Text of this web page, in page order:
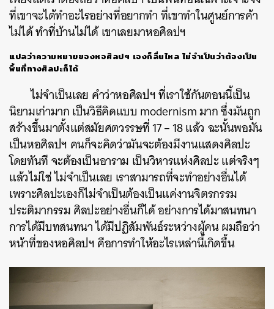
ที่เขาจะได้ทำอะไรอย่างที่อยากทำที่เขาทำในศูนย์การค้า
ไม่ได้ทำที่บ้านไม่ได้เขาเลยมาหอศิลปฯ
แปลว่าความหมายของหอศิลปฯ เองก็ลื่นไหล ไม่จำเป็นว่าต้องเป็น
พื้นที่ทางศิลปะก็ได้
ไม่จำเป็นเลย คำว่าหอศิลปฯที่เราใช้กันตอนนี้เป็น
นิยามเก่ามากเป็นวิธีคิดแบบ modernismมากซึ่งมันถูก
สร้างขึ้นมาตั้งแต่สมัยศตวรรษที่17 – 18แล้ว ฉะนั้นพอมัน
เป็นหอศิลปฯ คนก็จะคิดว่ามันจะต้องมีงานแสดงศิลปะ
โดยทันทีจะต้องเป็นอาราม เป็นวิหารแห่งศิลปะแต่จริงๆ
แล้วไม่ใช่ไม่จำเป็นเลย เราสามารถที่จะทำอย่างอื่นได้
เพราะศิลปะเองก็ไม่จำเป็นต้องเป็นแค่งานจิตรกรรม
ประติมากรรมศิลปะอย่างอื่นก็ได้อย่างการได้มาสนทนา
การได้มีบทสนทนาได้มีปฏิสัมพันธ์ระหว่างผู้คนผมถือว่า
หน้าที่ของหอศิลปฯ คือการทำให้อะไรเหล่านี้เกิดขึ้น